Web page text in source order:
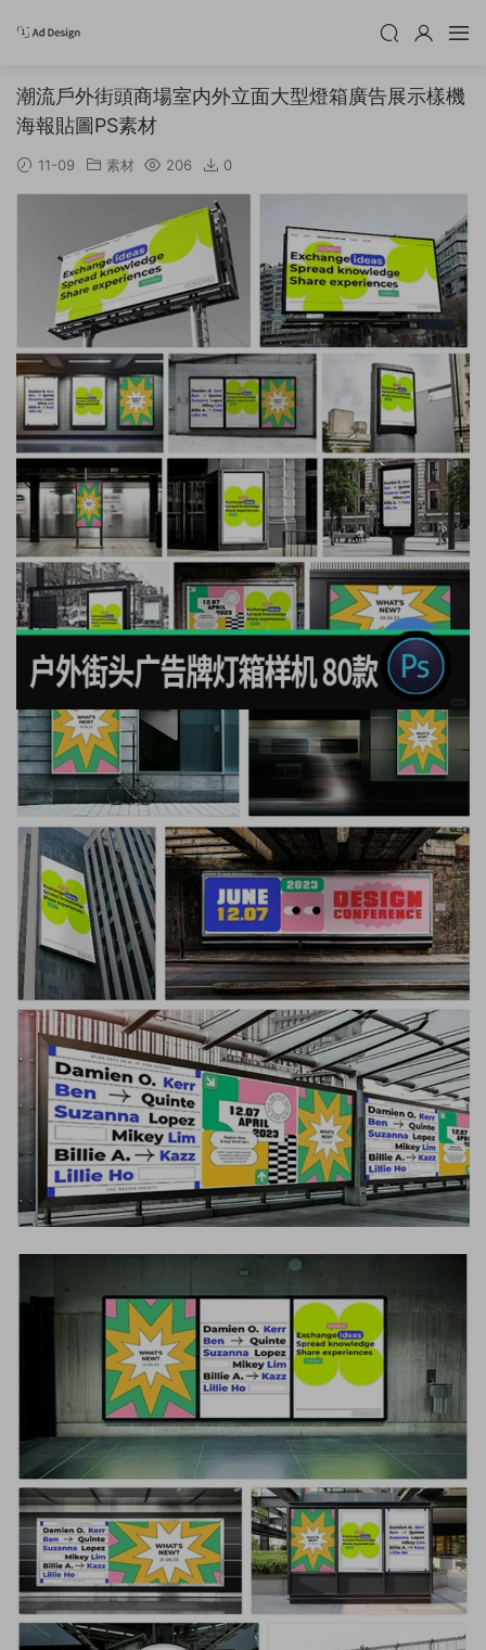
潮流戶外街頭商場室内外立面大型燈箱廣告展示樣機
海報貼圖PS素材
11-09 素材 206 0